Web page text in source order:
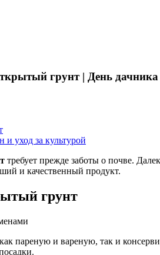
грунт | День
уход за культурой
требует прежде заботы о почве.
и качественный продукт.
грунт
пареную и вареную, так и